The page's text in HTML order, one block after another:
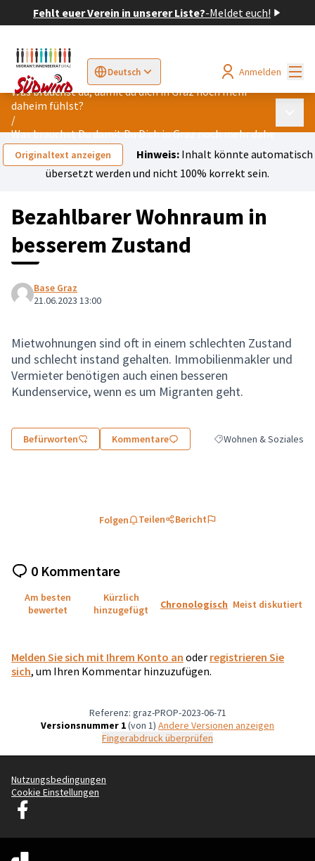
Fehlt euer Verein in unserer Liste?-Meldet euch!
Deutsch
Sprache wählen Choose languageElegir el idioma
Anmelden
Was brauchst du, damit du dich in Graz noch mehr
daheim fühlst?
/
Was brauchst Du damit Du Dich in Graz noch mehr daheim
Originaltext anzeigen Hinweis:Inhalt könnte automatisch
übersetzt werden und nicht 100% korrekt sein.
Bezahlbarer Wohnraum in
besserem Zustand
Base Graz
21.06.2023 13:00
Mietwohnungen sind oft in einem schlechten Zustand
und schlecht instand gehalten. Immobilienmakler und
Vermieter benötigen auch einen besseren
Kundenservice, wenn es um Migranten geht.
Befürworten Kommentare Ergebnisse nach
Wohnen & Soziales
Folgen Teilen Bericht
0 Kommentare
Am besten
bewertet
Kürzlich
hinzugefügt
Chronologisch Meist diskutiert
Melden Sie sich mit Ihrem Konto an oder registrieren Sie
sich, um Ihren Kommentar hinzuzufügen.
Referenz: graz-PROP-2023-06-71
Versionsnummer 1(von 1)
Andere Versionen anzeigen
Fingerabdruck überprüfen
Nutzungsbedingungen
Cookie Einstellungen
Graz Gemeinsam Gestalten auf Facebook